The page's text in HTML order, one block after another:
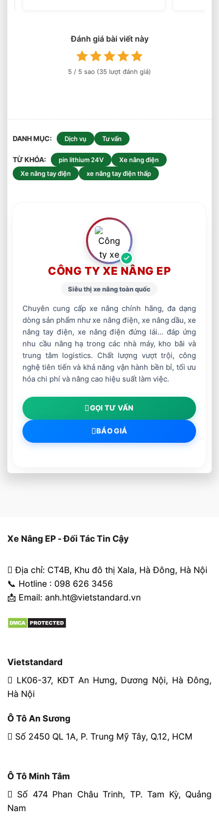
Đánh giá bài viết này
5 / 5 sao (35 lượt đánh giá)
DANH MỤC Dịch vụ Tư vấn
TỪ KHÓA pin lithium 24V
Xe nâng điện
Xe nâng tay điện
xe nâng tay điện thấp
CÔNG TY XE NÂNG EP
Siêu thị xe nâng toàn quốc
Chuyên cung cấp xe nâng chính hãng, đa dạng
dòng sản phẩm như xe nâng điện, xe nâng dầu, xe
nâng tay điện, xe nâng điện đứng lái... đáp ứng
nhu cầu nâng hạ trong các nhà máy, kho bãi và
trung tâm logistics. Chất lượng vượt trội, công
nghệ tiên tiến và khả năng vận hành bền bỉ, tối ưu
hóa chi phí và nâng cao hiệu suất làm việc.
GỌI TƯ VẤN
BÁO GIÁ
Xe Nâng EP - Đối Tác Tin Cậy
Địa chỉ: CT4B, Khu đô thị Xala, Hà Đông, Hà Nội
📞 Hotline : 098 626 3456
📩 Email: anh.ht@vietstandard.vn
Vietstandard
LK06-37, KĐT An Hưng, Dương Nội, Hà Đông,
Hà Nội
Ô Tô An Sương
Số 2450 QL 1A, P. Trung Mỹ Tây, Q.12, HCM
Ô Tô Minh Tâm
Số 474 Phan Châu Trinh, TP. Tam Kỳ, Quảng
Nam